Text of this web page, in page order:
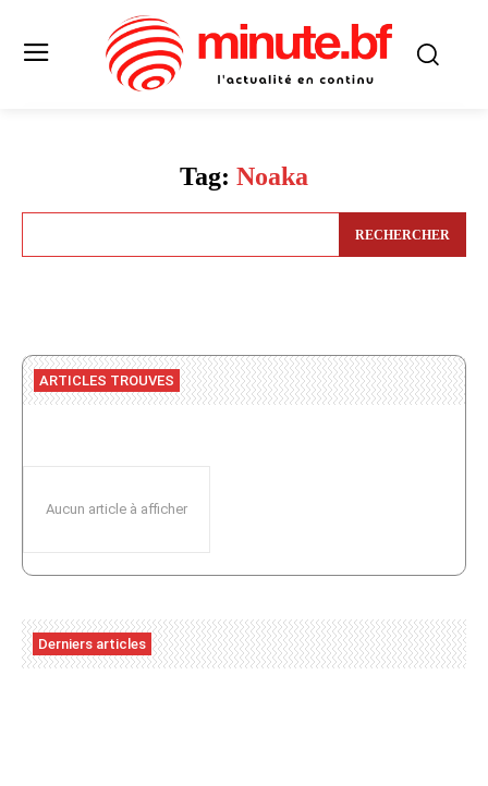
Tag: Noaka
RECHERCHER
ARTICLES TROUVES
Aucun article à afficher
Derniers articles